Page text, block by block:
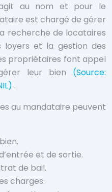
au nom et pour le
est chargé de gérer
recherche de locataires
loyers et la gestion des
propriétaires font appel
leur bien (Source:
.
au mandataire peuvent
et de sortie.
de bail.
charges.